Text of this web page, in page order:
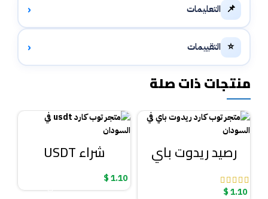
📌 التعليمات ‹
⭐ التقييمات ‹
منتجات ذات صلة
رصيد ريدوت باي
$1.10
شراء USDT
$1.10